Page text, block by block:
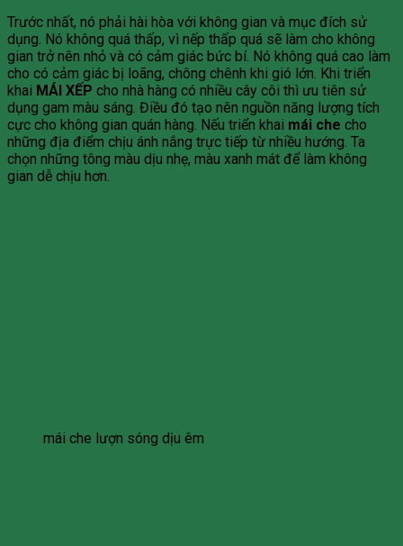
Trước nhất, nó phải hài hòa với không gian và mục đích sử
dụng. Nó không quá thấp, vì nếp thấp quá sẽ làm cho không
gian trở nên nhỏ và có cảm giác bức bí. Nó không quá cao làm
cho có cảm giác bị loãng, chông chênh khi gió lớn. Khi triển
khai MÁI XẾP cho nhà hàng có nhiều cây côi thì ưu tiên sử
dụng gam màu sáng. Điều đó tạo nên nguồn năng lượng tích
cực cho không gian quán hàng. Nếu triển khai mái che cho
những địa điểm chịu ánh nắng trực tiếp từ nhiều hướng. Ta
chọn những tông màu dịu nhẹ, màu xanh mát để làm không
gian dễ chịu hơn.
mái che lượn sóng dịu êm